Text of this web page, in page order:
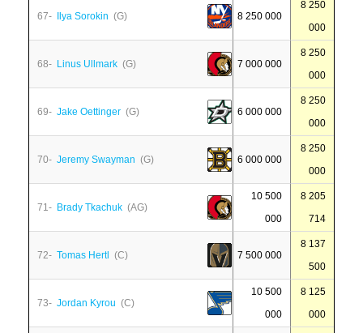
67- Ilya Sorokin (G) 8 250 000
8 250
000
68- Linus Ullmark (G) 7 000 000
8 250
000
69- Jake Oettinger (G) 6 000 000
8 250
000
70- Jeremy Swayman (G) 6 000 000
8 250
000
71- Brady Tkachuk (AG)
10 500
000
8 205
714
72- Tomas Hertl (C) 7 500 000
8 137
500
73- Jordan Kyrou (C)
10 500
000
8 125
000